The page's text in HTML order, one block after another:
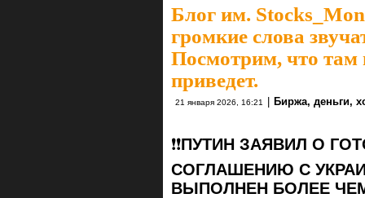
Блог им.
громкие слова
Посмотрим, что там
приведет.
21 января 2026, 16:21 | Биржа, деньги,
❗️❗️ПУТИН ЗАЯВИЛ О
СОГЛАШЕНИЮ С
ВЫПОЛНЕН БОЛЕЕ